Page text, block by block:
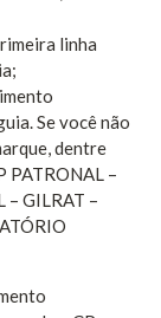
linha
Se você não
dentre
PATRONAL –
– GILRAT –